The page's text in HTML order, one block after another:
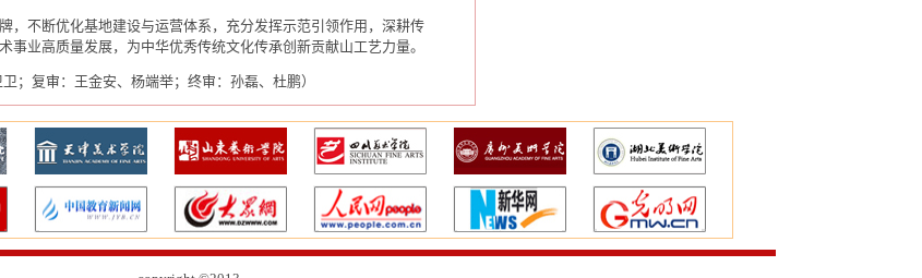
，不断优化基地建设与运营体系，充分发挥示范引领作用，深耕传
业高质量发展，为中华优秀传统文化传承创新贡献山工艺力量。
；复审：王金安、杨端举；终审：孙磊、杜鹏）